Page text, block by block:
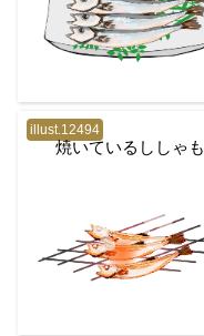
illust.12494
焼いているししゃも